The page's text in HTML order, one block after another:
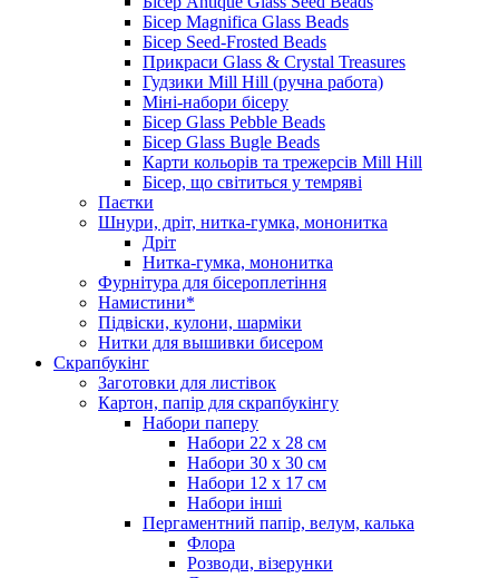
Бісер Magnifica Glass Beads
Бісер Seed-Frosted Beads
Прикраси Glass & Crystal Treasures
Гудзики Mill Hill (ручна работа)
Міні-набори бісеру
Бісер Glass Pebble Beads
Бісер Glass Bugle Beads
Карти кольорів та трежерсів Mill Hill
Бісер, що світиться у темряві
Паєтки
Шнури, дріт, нитка-гумка, мононитка
Дріт
Нитка-гумка, мононитка
Фурнітура для бісероплетіння
Намистини*
Підвіски, кулони, шарміки
Нитки для вышивки бисером
Скрапбукінг
Заготовки для листівок
Картон, папір для скрапбукінгу
Набори паперу
Набори 22 х 28 см
Набори 30 х 30 см
Набори 12 х 17 см
Набори інші
Пергаментний папір, велум, калька
Флора
Розводи, візерунки